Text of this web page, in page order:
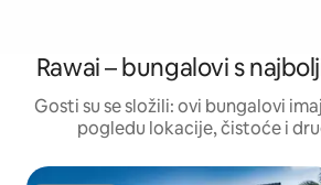
Rawai – bungalovi s
Gosti su se složili: ovi bungalovi
pogledu lokacije, čistoće i